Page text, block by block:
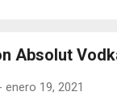
Absolut
enero 19, 2021